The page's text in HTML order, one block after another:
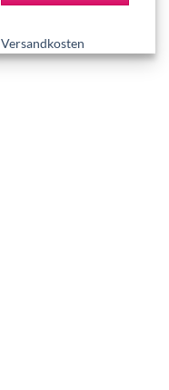
Versandkosten